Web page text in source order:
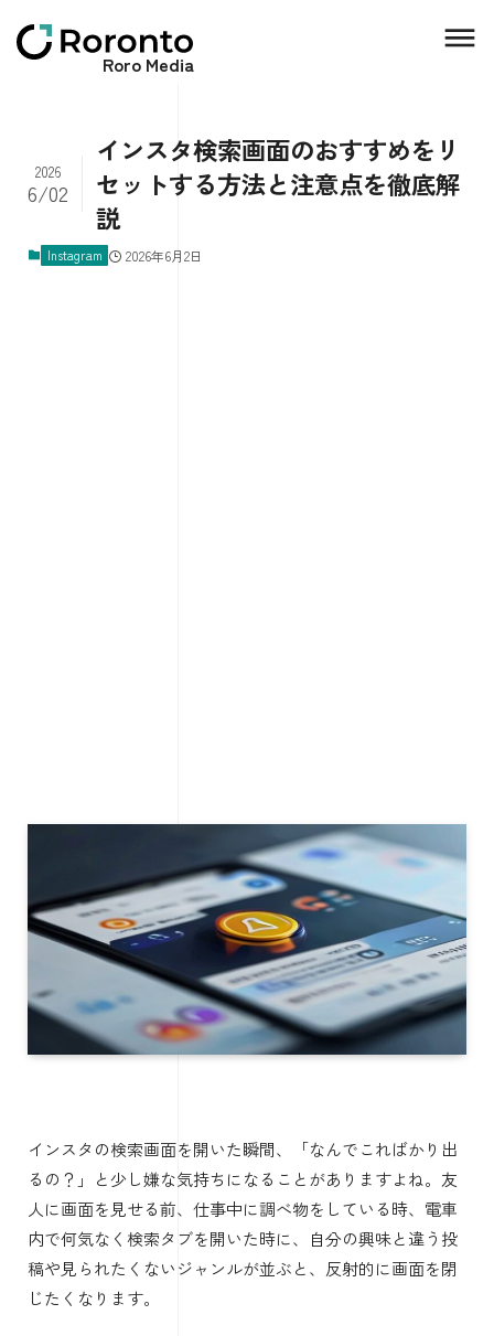
Roro Media
インスタ検索画面のおすすめをリ
セットする方法と注意点を徹底解
説
2026
6/02
Instagram 2026年6月2日
インスタの検索画面を開いた瞬間、「なんでこればかり出
るの？」と少し嫌な気持ちになることがありますよね。友
人に画面を見せる前、仕事中に調べ物をしている時、電車
内で何気なく検索タブを開いた時に、自分の興味と違う投
稿や見られたくないジャンルが並ぶと、反射的に画面を閉
じたくなります。